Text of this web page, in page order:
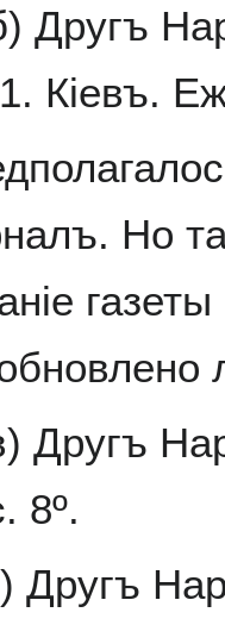
Другъ
Кіевъ.
Но
Другъ
8º.
Другъ